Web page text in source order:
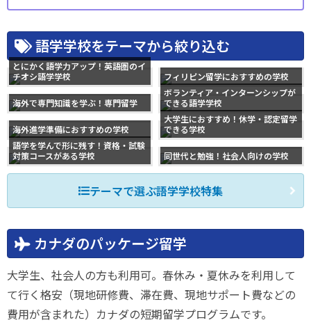
語学学校をテーマから絞り込む
とにかく語学力アップ！英語圏のイ
チオシ語学学校
フィリピン留学におすすめの学校
海外で専門知識を学ぶ！専門留学
ボランティア・インターンシップが
できる語学学校
海外進学準備におすすめの学校
大学生におすすめ！休学・認定留学
できる学校
語学を学んで形に残す！資格・試験
対策コースがある学校
同世代と勉強！社会人向けの学校
テーマで選ぶ語学学校特集
カナダのパッケージ留学
大学生、社会人の方も利用可。春休み・夏休みを利用して
て行く格安（現地研修費、滞在費、現地サポート費などの
費用が含まれた）カナダの短期留学プログラムです。